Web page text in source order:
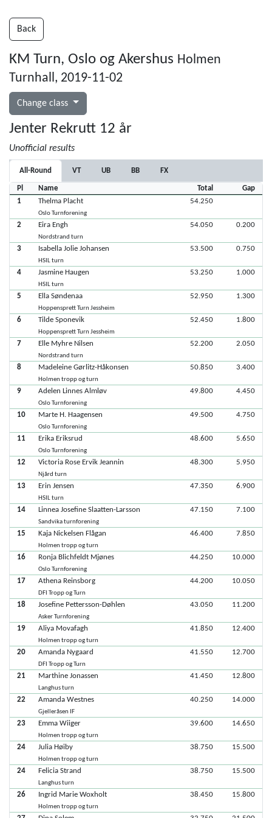
Back
KM Turn, Oslo og Akershus Holmen
Turnhall, 2019-11-02
Change class
Jenter Rekrutt 12 år
Unofficial results
All-Round VT UB BB FX
Pl Name Total
Gap
1
Thelma Placht
Oslo Turnforening
54.250
2 Eira Engh
Nordstrand turn
54.050 0.200
3 Isabella Jolie Johansen
HSIL turn
53.500 0.750
4 Jasmine Haugen
HSIL turn
53.250 1.000
5 Ella Søndenaa
Hoppensprett Turn Jessheim
52.950 1.300
6 Tilde Sponevik
Hoppensprett Turn Jessheim
52.450 1.800
7 Elle Myhre Nilsen
Nordstrand turn
52.200 2.050
8 Madeleine Gørlitz-Håkonsen
Holmen tropp og turn
50.850 3.400
9 Adelen Linnes Almløv
Oslo Turnforening
49.800 4.450
10 Marte H. Haagensen
Oslo Turnforening
49.500 4.750
11 Erika Eriksrud
Oslo Turnforening
48.600 5.650
12 Victoria Rose Ervik Jeannin
Njård turn
48.300 5.950
13 Erin Jensen
HSIL turn
47.350 6.900
14 Linnea Josefine Slaatten-Larsson
Sandvika turnforening
47.150 7.100
15 Kaja Nickelsen Flågan
Holmen tropp og turn
46.400 7.850
16 Ronja Blichfeldt Mjønes
Oslo Turnforening
44.250 10.000
17 Athena Reinsborg
DFI Tropp og Turn
44.200 10.050
18 Josefine Pettersson-Døhlen
Asker Turnforening
43.050 11.200
19 Aliya Movafagh
Holmen tropp og turn
41.850 12.400
20 Amanda Nygaard
DFI Tropp og Turn
41.550 12.700
21 Marthine Jonassen
Langhus turn
41.450 12.800
22 Amanda Westnes
Gjelleråsen IF
40.250 14.000
23 Emma Wiiger
Holmen tropp og turn
39.600 14.650
24 Julia Høiby
Holmen tropp og turn
38.750 15.500
24 Felicia Strand
Langhus turn
38.750 15.500
26 Ingrid Marie Woxholt
Holmen tropp og turn
38.450 15.800